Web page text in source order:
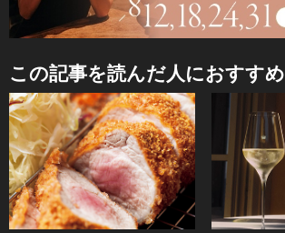
この記事を読んだ人におすすめ